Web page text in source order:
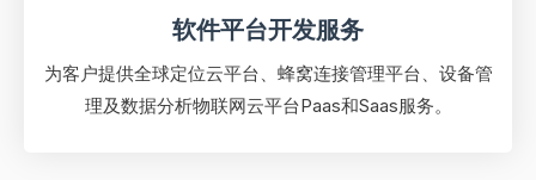
软件平台开发服务
为客户提供全球定位云平台、蜂窝连接管理平台、设备管
理及数据分析物联⽹云平台Paas和Saas服务。